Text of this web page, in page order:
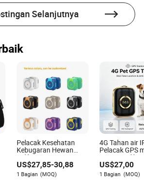
Zane Simpson
seorang penulis
mengkhususkan diri dalam
dan energi. Dengan
dalam mengevaluasi rekam jejak
tepat waktu dan
produk, Zane memberikan
yang mendalam.
Selanjutnya
Pelacak Kesehatan
Kebugaran Hewan
Peliharaan OEM
Kustom dengan GPS
dan Aplikasi dengan
Pemantauan
US$27,85-30,88
1 Bagian (MOQ)
4G Tahan air
Pelacak GPS
Hewan
dengan
Keamanan
Y41
US$27,00
1 Bagian (MOQ)